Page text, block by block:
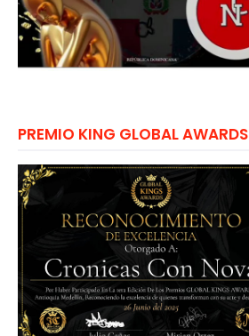
PREMIO KING GLOBAL AWARDS